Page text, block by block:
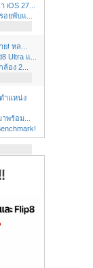
iOS 27...
ยพับแ...
! หล...
Ultra แ...
อง 2...
ำแหน่ง
พร้อม...